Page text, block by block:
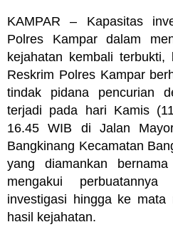
KAMPAR – Kapasitas
Polres Kampar dalam
kejahatan kembali
Reskrim Polres Kampar
tindak pidana pencurian
terjadi pada hari Kamis
16.45 WIB di Jalan
Bangkinang Kecamatan
yang diamankan
mengakui
investigasi hingga ke mata
hasil kejahatan.